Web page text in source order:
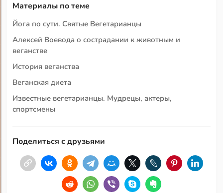
Материалы по теме
Йога по сути. Святые Вегетарианцы
Алексей Воевода о сострадании к животным и
веганстве
История веганства
Веганская диета
Известные вегетарианцы. Мудрецы, актеры,
спортсмены
Поделиться с друзьями